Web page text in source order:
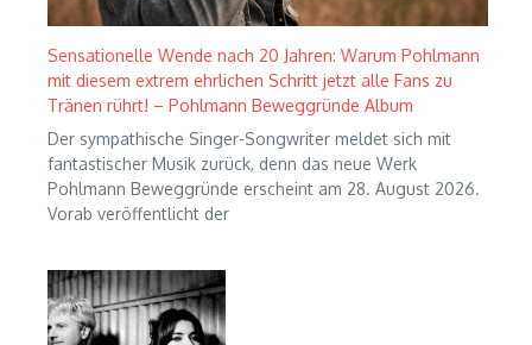
Sensationelle Wende nach 20 Jahren: Warum Pohlmann
mit diesem extrem ehrlichen Schritt jetzt alle Fans zu
Tränen rührt! – Pohlmann Beweggründe Album
Der sympathische Singer-Songwriter meldet sich mit
fantastischer Musik zurück, denn das neue Werk
Pohlmann Beweggründe erscheint am 28. August 2026.
Vorab veröffentlicht der